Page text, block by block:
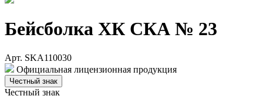
Бейсболка ХК СКА № 23
Арт. SKA110030
Официальная лицензионная продукция
Честный знак
Честный знак